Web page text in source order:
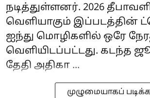
நடித்துள்ளனர். 2026
வெளியாகும் இப்படத்தின்
ஐந்து மொழிகளில் ஒரே
வெளியிடப்பட்டது. கடந்த
தேதி அதிகா ...
முழுமையாகப்